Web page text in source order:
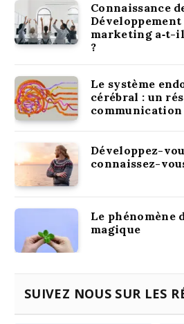
Connaissance
marketing a‑t-
?
Le système
cérébral : un
Développez-
connaissez-
Le phénomène
magique
SUIVEZ NOUS SUR LES